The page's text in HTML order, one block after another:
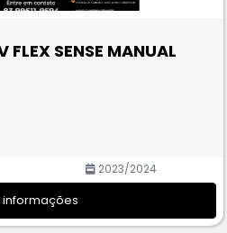
SENSE MANUAL
2023/2024
informações